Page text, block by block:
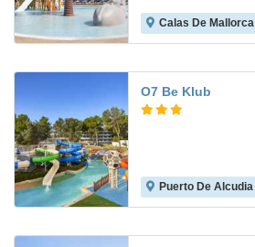
Calas De Mallorca
O7 Be Klub
Puerto De Alcudia